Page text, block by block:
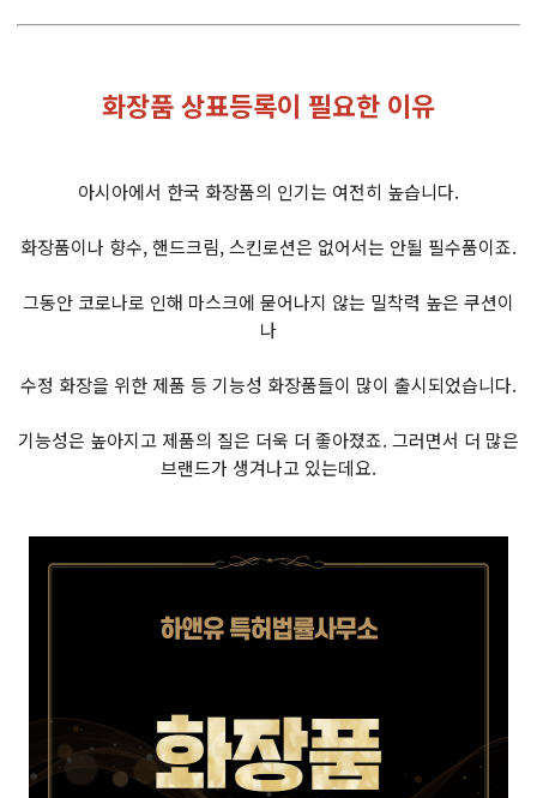
화장품 상표등록이 필요한 이유
아시아에서 한국 화장품의 인기는 여전히 높습니다.
화장품이나 향수, 핸드크림, 스킨로션은 없어서는 안될 필수품이죠.
그동안 코로나로 인해 마스크에 묻어나지 않는 밀착력 높은 쿠션이
나
수정 화장을 위한 제품 등 기능성 화장품들이 많이 출시되었습니다.
기능성은 높아지고 제품의 질은 더욱 더 좋아졌죠. 그러면서 더 많은
브랜드가 생겨나고 있는데요.